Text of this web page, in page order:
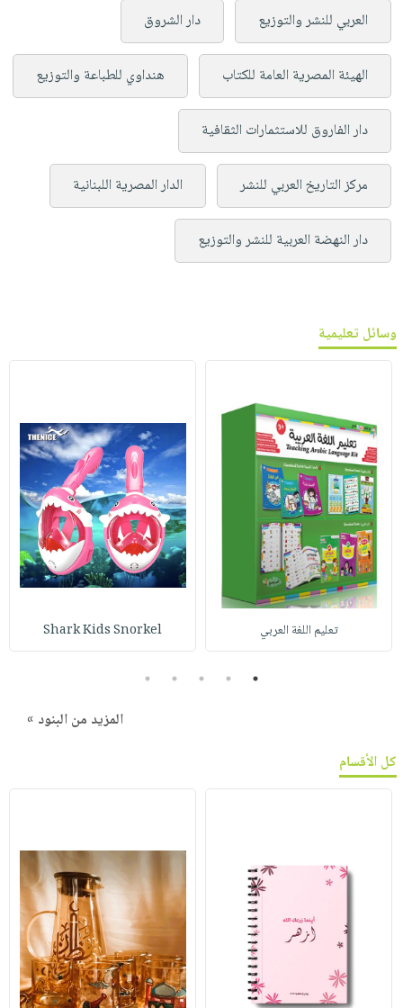
العربي للنشر والتوزيع دار الشروق
الهيئة المصرية العامة للكتاب هنداوي للطباعة والتوزيع
دار الفاروق للاستثمارات الثقافية
مركز التاريخ العربي للنشر الدار المصرية اللبنانية
دار النهضة العربية للنشر والتوزيع
وسائل تعليمية
تعليم اللغة العربي Shark Kids Snorkel
1
2
3
4
5
المزيد من البنود »
كل الأقسام